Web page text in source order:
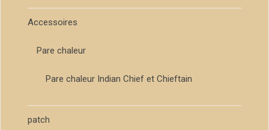
Accessoires
Pare chaleur
Pare chaleur Indian Chief et Chieftain
patch